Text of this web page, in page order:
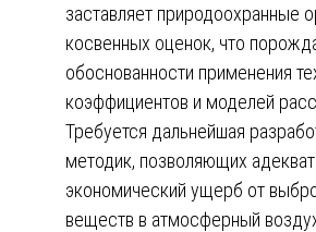
заставляет природоохранные
косвенных оценок, что
обоснованности применения
коэффициентов и моделей
Требуется дальнейшая
методик, позволяющих
экономический ущерб от
веществ в атмосферный